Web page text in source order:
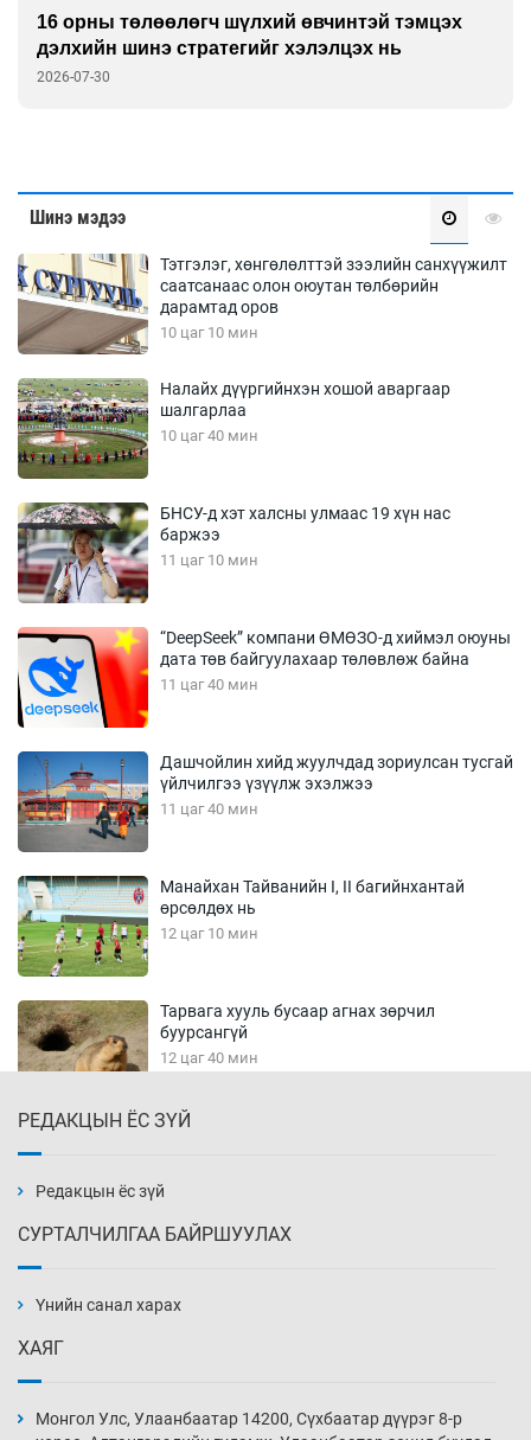
16 орны төлөөлөгч шүлхий өвчинтэй тэмцэх
дэлхийн шинэ стратегийг хэлэлцэх нь
2026-07-30
Шинэ мэдээ
Тэтгэлэг, хөнгөлөлттэй зээлийн санхүүжилт
саатсанаас олон оюутан төлбөрийн
дарамтад оров
10 цаг 10 мин
Налайх дүүргийнхэн хошой аваргаар
шалгарлаа
10 цаг 40 мин
БНСУ-д хэт халсны улмаас 19 хүн нас
баржээ
11 цаг 10 мин
“DeepSeek” компани ӨМӨЗО-д хиймэл оюуны
дата төв байгуулахаар төлөвлөж байна
11 цаг 40 мин
Дашчойлин хийд жуулчдад зориулсан тусгай
үйлчилгээ үзүүлж эхэлжээ
11 цаг 40 мин
Манайхан Тайванийн I, II багийнхантай
өрсөлдөх нь
12 цаг 10 мин
Тарвага хууль бусаар агнах зөрчил
буурсангүй
12 цаг 40 мин
13 цаг 10 мин
13 цаг 40 мин
14 цаг 10 мин
РЕДАКЦЫН ЁС ЗҮЙ
Редакцын ёс зүй
СУРТАЛЧИЛГАА БАЙРШУУЛАХ
Үнийн санал харах
ХАЯГ
Монгол Улс, Улаанбаатар 14200, Сүхбаатар дүүрэг 8-р